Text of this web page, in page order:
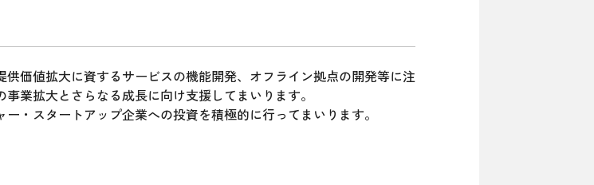
価値拡大に資するサービスの機能開発、オフライン拠点の開発等に注
業拡大とさらなる成長に向け支援してまいります。
・スタートアップ企業への投資を積極的に行ってまいります。